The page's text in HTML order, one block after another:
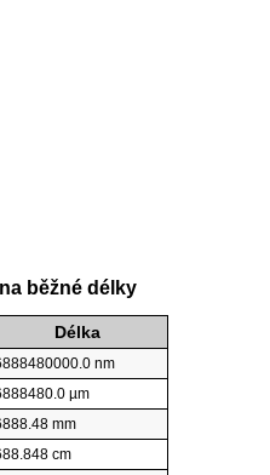
běžné délky
Délka
nm
µm
mm
cm